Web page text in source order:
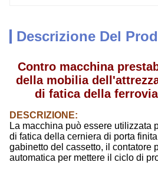
Descrizione Del
Contro macchina
della mobilia
di fatica della
DESCRIZIONE:
La macchina può essere utilizzata
di fatica della cerniera di porta
gabinetto del cassetto, il contatore
automatica per mettere il ciclo di